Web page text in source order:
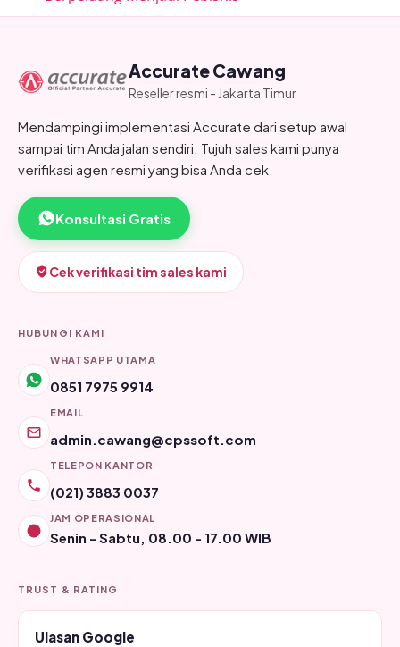
Accurate Cawang
Reseller resmi - Jakarta Timur
Mendampingi implementasi Accurate dari setup awal
sampai tim Anda jalan sendiri. Tujuh sales kami punya
verifikasi agen resmi yang bisa Anda cek.
Konsultasi Gratis
Cek verifikasi tim sales kami
HUBUNGI KAMI
WHATSAPP UTAMA
0851 7975 9914
EMAIL
admin.cawang@cpssoft.com
TELEPON KANTOR
(021) 3883 0037
JAM OPERASIONAL
Senin - Sabtu, 08.00 - 17.00 WIB
TRUST & RATING
Ulasan Google